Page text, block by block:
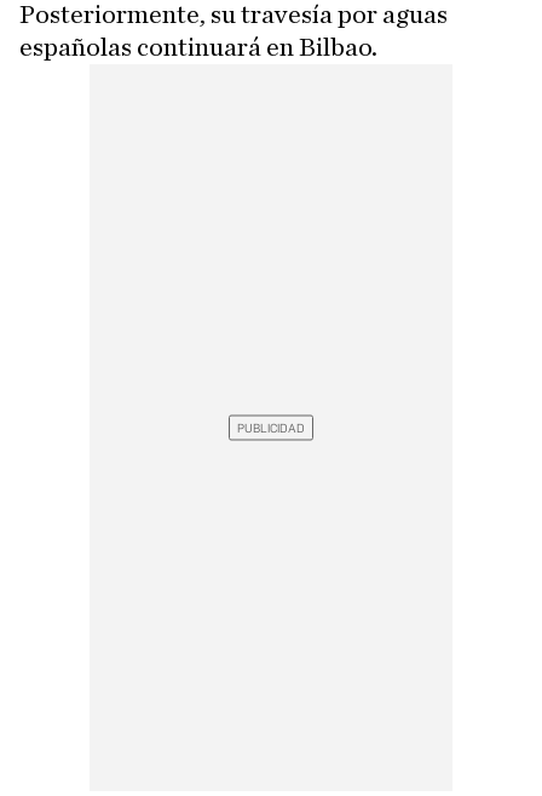
Posteriormente, su travesía por aguas
españolas continuará en Bilbao.